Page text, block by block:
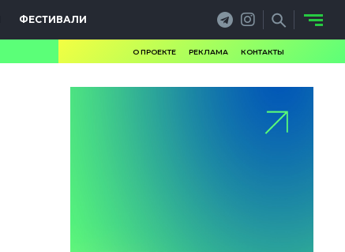
ФЕСТИВАЛИ
О ПРОЕКТЕ РЕКЛАМА КОНТАКТЫ